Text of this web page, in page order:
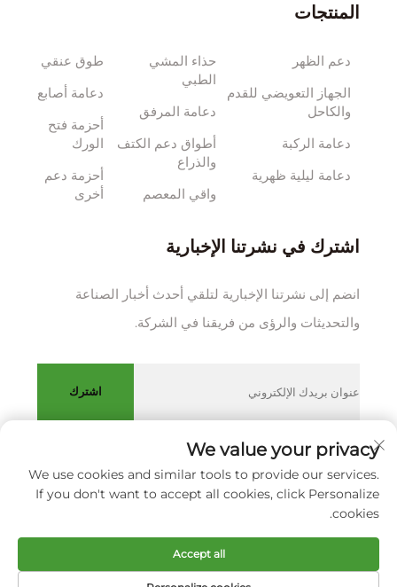
المنتجات
دعم الظهر
الجهاز التعويضي للقدم
والكاحل
دعامة الركبة
دعامة ليلية ظهرية
حذاء المشي
الطبي
دعامة المرفق
أطواق دعم الكتف
والذراع
واقي المعصم
طوق عنقي
دعامة أصابع
أحزمة فتح
الورك
أحزمة دعم
أخرى
اشترك في نشرتنا الإخبارية
انضم إلى نشرتنا الإخبارية لتلقي أحدث أخبار الصناعة
والتحديثات والرؤى من فريقنا في الشركة.
اشترك
حقوق الطبع والنشر © شركة XIAMEN HUAKANG ORTHOPEDIC
CO., LTD. سياسة الخصوصية
انقر لأعلى
We value your privacy
We use cookies and similar tools to provide our services.
If you don't want to accept all cookies, click Personalize
cookies.
Accept all